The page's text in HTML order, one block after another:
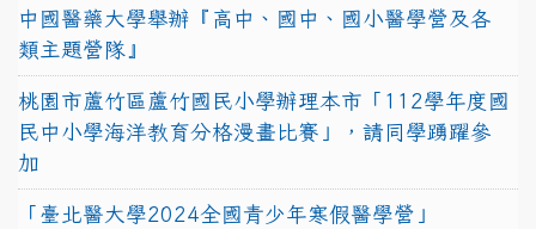
中國醫藥大學舉辦『高中、國中、國小醫學營及各
類主題營隊』
桃園市蘆竹區蘆竹國民小學辦理本市「112學年度國
民中小學海洋教育分格漫畫比賽」，請同學踴躍參
加
「臺北醫大學2024全國青少年寒假醫學營」